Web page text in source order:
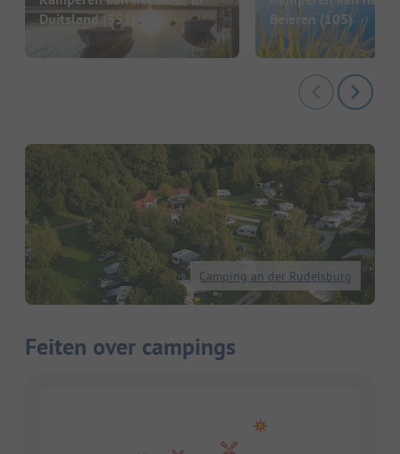
Duitsland(551)
Beieren(105)
Camping an der Rudelsburg
Feiten over campings